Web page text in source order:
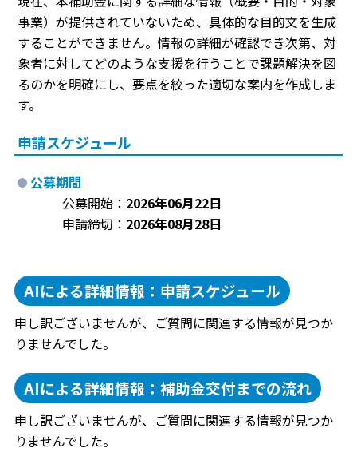
事業）が提供されていないため、具体的な目的文を生成
することができません。情報の詳細が確認でき次第、対
象者に対してどのような支援を行うことで課題解決を図
るのかを明確にし、要点を絞った適切な案内を作成しま
す。
申請スケジュール
公募期間
公募開始： 2026年06月22日
申請締切： 2026年08月28日
AIによる詳細情報：申請スケジュール
申し訳ございませんが、ご質問に関連する情報が見つか
りませんでした。
AIによる詳細情報：補助金交付までの流れ
申し訳ございませんが、ご質問に関連する情報が見つか
りませんでした。